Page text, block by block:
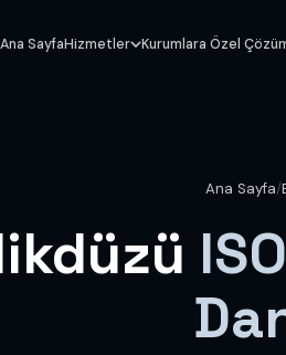
Ana SayfaHizmetler Kurumlara Özel
Ana Sayfa/